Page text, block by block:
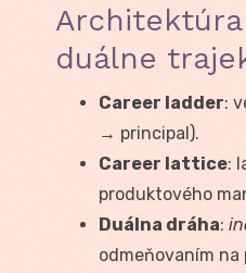
duálne
Career ladder:
→ principal).
Career lattice:
produktového
Duálna dráha:
odmeňovaním